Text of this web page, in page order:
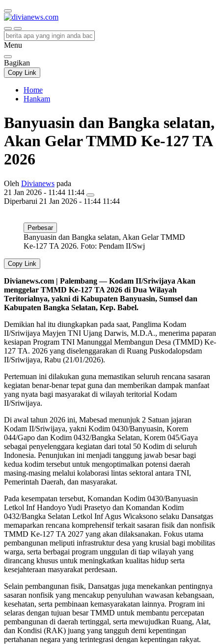
divianews.com
Menu
Bagikan
Copy Link
Home
Hankam
Banyuasin dan Bangka selatan,
Akan Gelar TMMD Ke-127 TA
2026
Oleh Divianews pada
21 Jan 2026 - 11:44 11:44
Diperbarui 21 Jan 2026 - 11:44 11:44
Perbesar
Banyuasin dan Bangka selatan, Akan Gelar TMMD
Ke-127 TA 2026. Foto: Pendam II/Swj
Copy Link
Divianews.com | Palembang — Kodam II/Sriwijaya Akan
menggelar TMMD Ke-127 TA 2026 di Dua Wilayah
Teritorialnya, yakni di Kabupaten Banyuasin, Sumsel dan
Kabupaten Bangka Selatan, Kep. Babel.
Demikian hal itu diungkapkan pada saat, Panglima Kodam
II/Sriwijaya Mayjen TNI Ujang Darwis, M.D.A., menerima paparan
kesiapan Program TNI Manunggal Membangun Desa (TMMD) Ke-
127 TA. 2026 yang diselenggarakan di Ruang Puskodalopsdam
II/Sriwijaya, Rabu (21/01/2026).
Pertemuan ini dilakukan guna memastikan seluruh rencana sasaran
kegiatan benar-benar tepat guna dan memberikan dampak manfaat
yang nyata bagi masyarakat di wilayah teritorial Kodam
II/Sriwijaya.
Di awal tahun 2026 ini, Mabesad menunjuk 2 Satuan jajaran
Kodam II/Sriwijaya, yakni Kodim 0430/Banyuasin, Korem
044/Gapo dan Kodim 0432/Bangka Selatan, Korem 045/Gaya
sebagai penyelenggara kegiatan dari total 50 Kodim di seluruh
Indonesia. Penunjukan ini menjadi tanggung jawab besar bagi
kedua kodim tersebut untuk mengoptimalkan potensi daerah
masing-masing melalui kolaborasi lintas sektoral antara TNI,
Pemerintah Daerah, dan masyarakat.
Pada kesempatan tersebut, Komandan Kodim 0430/Banyuasin
Letkol Inf Handoyo Yudi Prasetyo dan Komandan Kodim
0432/Bangka Selatan Letkol Inf Agus Wicaksono selaku Dansatgas
memaparkan rencana komprehensif terkait sasaran fisik dan nonfisik
TMMD Ke-127 TA 2027 yang akan dilaksanakan. Fokus utama
pembangunan meliputi infrastruktur desa yang krusial bagi mobilitas
warga, serta berbagai program unggulan di tiap wilayah yang
dirancang khusus untuk meningkatkan kualitas hidup serta
kesejahteraan masyarakat perdesaan.
Selain pembangunan fisik, Dansatgas juga menekankan pentingnya
sasaran nonfisik yang mencakup penyuluhan wawasan kebangsaan,
kesehatan, serta pembinaan kemasyarakatan lainnya. Program ini
selaras dengan tujuan besar TMMD untuk membantu percepatan
pembangunan di daerah tertinggal, serta mewujudkan Ruang, Alat,
dan Kondisi (RAK) juang yang tangguh demi kepentingan
pertahanan negara yang terintegrasi dengan kepentingan rakyat.